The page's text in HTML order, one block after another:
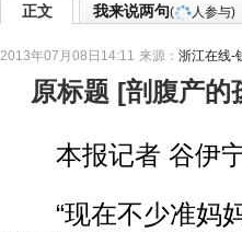
正文 我来说两句( 人参与)
2013年07月08日14:11 来源： 浙江在线-
原标题 [剖腹产的
本报记者 谷伊
“现在不少准妈妈